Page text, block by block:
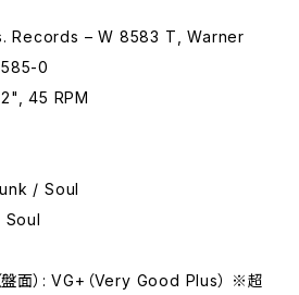
Records – W 8583 T, Warner
0
45 RPM
/ Soul
Soul
盤面）: VG+（Very Good Plus） ※超